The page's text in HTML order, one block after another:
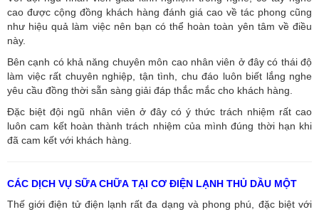
cao được cộng đồng khách hàng đánh giá cao về tác phong cũng
như hiệu quả làm việc nên bạn có thể hoàn toàn yên tâm về điều
này.
Bên cạnh có khả năng chuyên môn cao nhân viên ở đây có thái độ
làm việc rất chuyên nghiệp, tận tình, chu đáo luôn biết lắng nghe
yêu cầu đồng thời sẵn sàng giải đáp thắc mắc cho khách hàng.
Đặc biệt đội ngũ nhân viên ở đây có ý thức trách nhiệm rất cao
luôn cam kết hoàn thành trách nhiệm của mình đúng thời hạn khi
đã cam kết với khách hàng.
CÁC DỊCH VỤ SỮA CHỮA TẠI CƠ ĐIỆN LẠNH THỦ DẦU MỘT
Thế giới điện tử điện lạnh rất đa dạng và phong phú, đặc biệt với